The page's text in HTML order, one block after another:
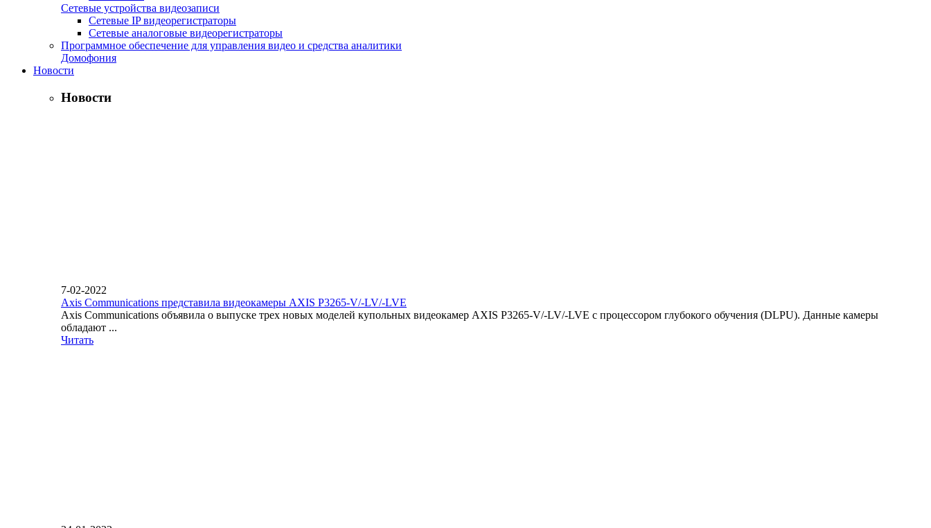
Сетевые устройства видеозаписи
Сетевые IP видеорегистраторы
Сетевые аналоговые видеорегистраторы
Программное обеспечение для управления видео и средства аналитики
Домофония
Новости
Новости
7-02-2022
Axis Communications представила видеокамеры AXIS P3265-V/-LV/-LVE
Axis Communications объявила о выпуске трех новых моделей купольных видеокамер AXIS P3265-V/-LV/-LVE с процессором глубокого обучения (DLPU). Данные камеры
обладают ...
Читать